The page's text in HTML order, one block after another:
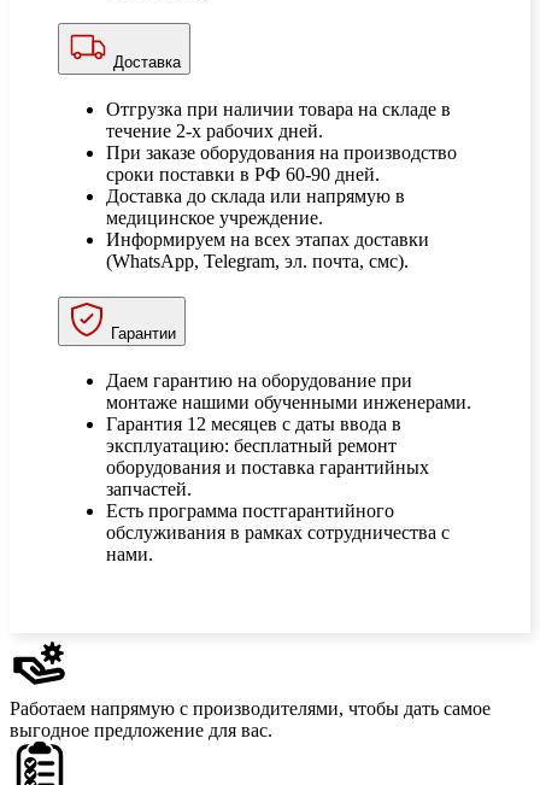
Доставка
Отгрузка при наличии товара на складе в
течение 2-х рабочих дней.
При заказе оборудования на производство
сроки поставки в РФ 60-90 дней.
Доставка до склада или напрямую в
медицинское учреждение.
Информируем на всех этапах доставки
(WhatsApp, Telegram, эл. почта, смс).
Гарантии
Даем гарантию на оборудование при
монтаже нашими обученными инженерами.
Гарантия 12 месяцев с даты ввода в
эксплуатацию: бесплатный ремонт
оборудования и поставка гарантийных
запчастей.
Есть программа постгарантийного
обслуживания в рамках сотрудничества с
нами.
Работаем напрямую с производителями, чтобы дать самое
выгодное предложение для вас.